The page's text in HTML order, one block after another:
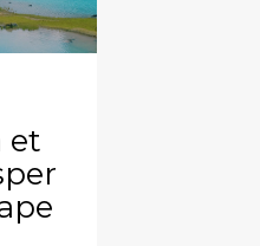
et